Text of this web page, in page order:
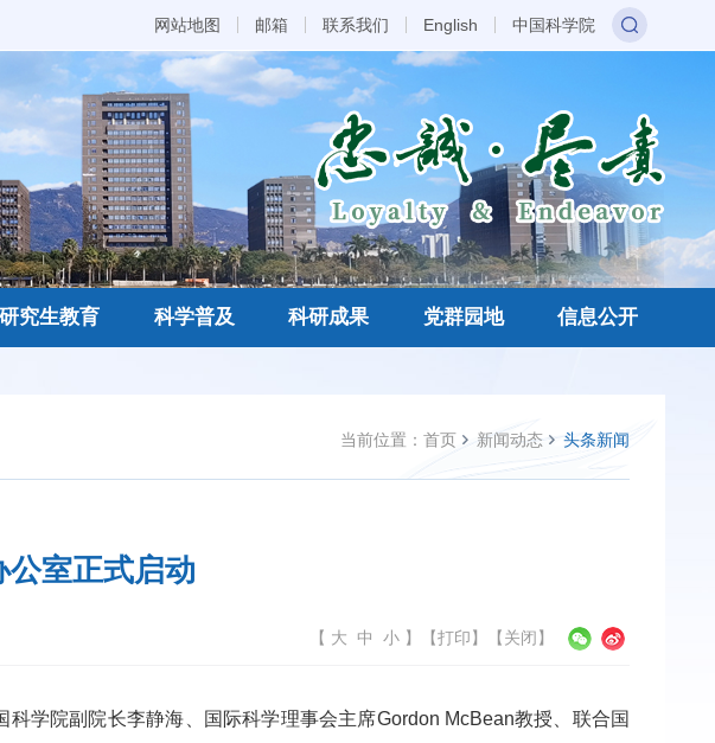
网站地图 邮箱 联系我们 English 中国科学院
研究生教育 科学普及 科研成果 党群园地 信息公开
当前位置： 首页 新闻动态 头条新闻
室正式启动
【 大 中 小 】 【打印】【关闭】
学院副院长李静海、国际科学理事会主席Gordon McBean教授、联合国